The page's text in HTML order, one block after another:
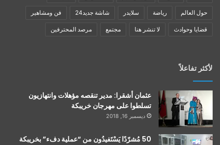
حول العالم رياضة سلايدر شاشة جديد24 فن ومشاهير
قضايا وحوادث لا تنشر هنا مجتمع مرصد المحترفين
لأكثر تفاعلاً
عثمان أشقرا: مدير تنقصه مؤهلات وانتهازيون
تسلطوا على مهرجان خريبكة
ديسمبر 16, 2018
50 مُشرّدًا يَسْتَفيدُون من “عملية دفء” بخريبكة